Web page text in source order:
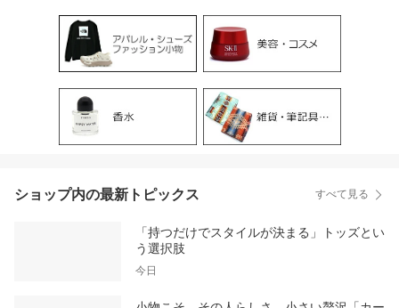
ショップ内の最新トピックス すべて見る
「持つだけでスタイルが決まる」トッズとい
う選択肢
今日